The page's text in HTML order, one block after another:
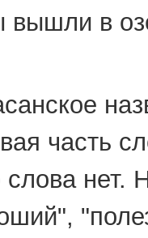
вышли в
часть
слова нет.